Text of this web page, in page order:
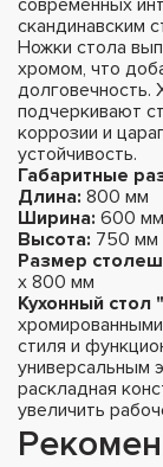
скандинавским
Ножки стола
хромом, что
долговечность.
подчеркивают
коррозии и
устойчивость.
Габаритные
Длина: 800 мм
Ширина: 600 мм
Высота: 750 мм
Размер
х 800 мм
Кухонный стол
стиля и
универсальным
раскладная
увеличить